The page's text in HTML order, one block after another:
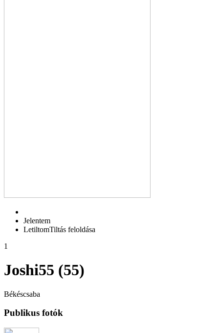
Jelentem
LetiltomTiltás feloldása
1
Joshi55 (55)
Békéscsaba
Publikus fotók